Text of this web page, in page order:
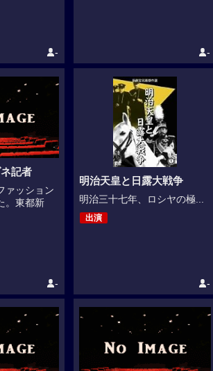
- -
記者
ァッション
。東都新
-
明治天皇と日露大戦争
明治三十七年、ロシヤの極...
出演
-